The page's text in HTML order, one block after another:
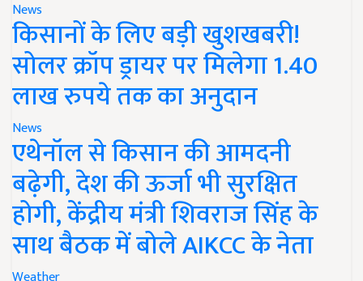
News
किसानों के लिए बड़ी खुशखबरी!
सोलर क्रॉप ड्रायर पर मिलेगा 1.40
लाख रुपये तक का अनुदान
News
एथेनॉल से किसान की आमदनी
बढ़ेगी, देश की ऊर्जा भी सुरक्षित
होगी, केंद्रीय मंत्री शिवराज सिंह के
साथ बैठक में बोले AIKCC के नेता